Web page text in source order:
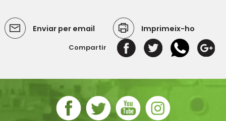
Enviar per email Imprimeix-ho
Compartir